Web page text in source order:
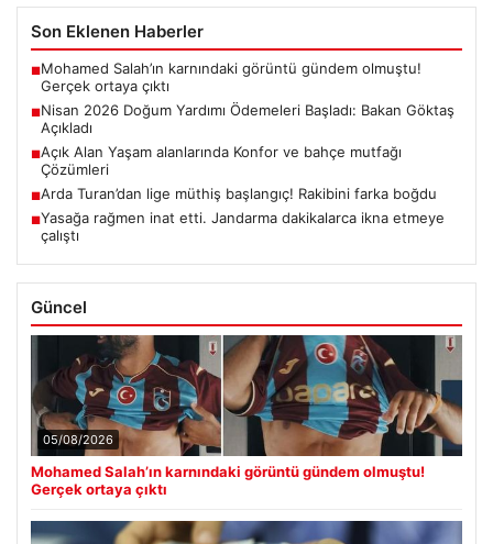
Son Eklenen Haberler
■Mohamed Salah’ın karnındaki görüntü gündem olmuştu!
Gerçek ortaya çıktı
■Nisan 2026 Doğum Yardımı Ödemeleri Başladı: Bakan Göktaş
Açıkladı
■Açık Alan Yaşam alanlarında Konfor ve bahçe mutfağı
Çözümleri
■Arda Turan’dan lige müthiş başlangıç! Rakibini farka boğdu
■Yasağa rağmen inat etti. Jandarma dakikalarca ikna etmeye
çalıştı
Güncel
05/08/2026
Mohamed Salah’ın karnındaki görüntü gündem olmuştu!
Gerçek ortaya çıktı